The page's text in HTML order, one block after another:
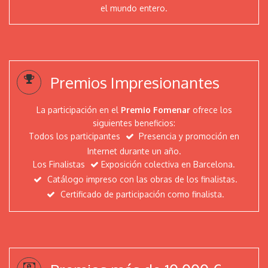
Fomenar
Evgeniya Erokhina
Evelyne Frostl - artevefact
Eugenia Shchukina
Dzmitryi Kashtalyan
Dmitri Matkovsky
Ciro Di Fiore - Daniel
Christopher Ruane
Anneliese Di Vora
el mundo entero.
Premios Impresionantes
La participación en el Premio Fomenarofrece los
siguientes beneficios:
Todos los participantes
Presencia y promoción en
Internet durante un año.
Los Finalistas
Exposición colectiva en Barcelona.
Catálogo impreso con las obras de los finalistas.
Certificado de participación como finalista.